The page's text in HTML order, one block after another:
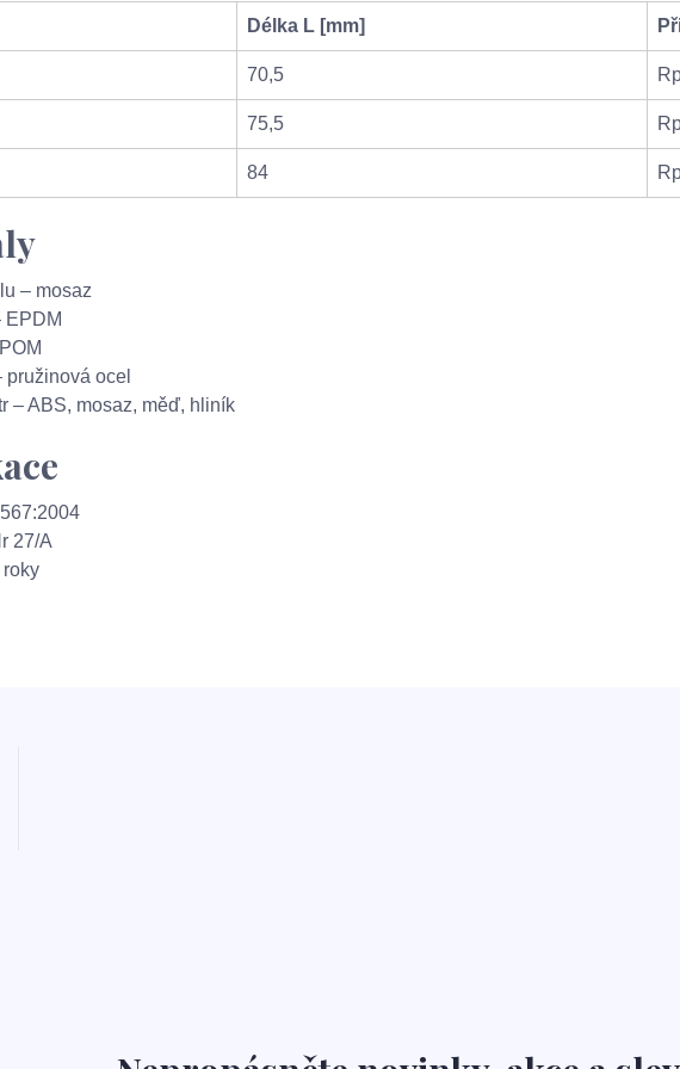
Délka L [mm]
70,5
75,5
84
– mosaz
EPDM
pružinová ocel
– ABS, mosaz, měď, hliník
27/A